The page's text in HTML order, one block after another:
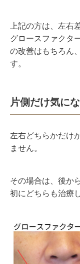
上記の方は、左右
グロースファクタ
の改善はもちろん
す。
片側だけ気に
左右どちらかだけ
ません。
その場合は、後か
初にどちらも治療